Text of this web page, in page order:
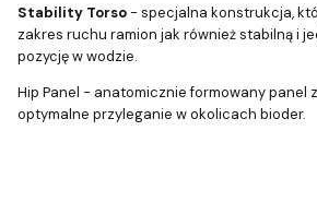
Stability Torso - specjalna konstrukcja,
zakres ruchu ramion jak również stabilną i
pozycję w wodzie.
Hip Panel - anatomicznie formowany panel
optymalne przyleganie w okolicach bioder.